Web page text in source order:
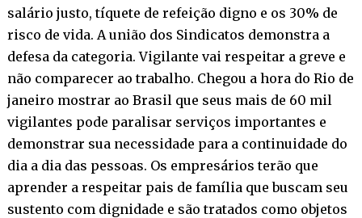
salário justo, tíquete de refeição digno e os 30% de
risco de vida. A união dos Sindicatos demonstra a
defesa da categoria. Vigilante vai respeitar a greve e
não comparecer ao trabalho. Chegou a hora do Rio de
janeiro mostrar ao Brasil que seus mais de 60 mil
vigilantes pode paralisar serviços importantes e
demonstrar sua necessidade para a continuidade do
dia a dia das pessoas. Os empresários terão que
aprender a respeitar pais de família que buscam seu
sustento com dignidade e são tratados como objetos